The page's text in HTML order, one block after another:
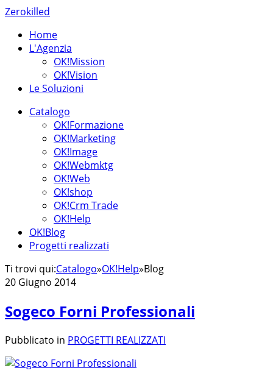
Zerokilled
Home
L'Agenzia
OK!Mission
OK!Vision
Le Soluzioni
Catalogo
OK!Formazione
OK!Marketing
OK!Image
OK!Webmktg
OK!Web
OK!shop
OK!Crm Trade
OK!Help
OK!Blog
Progetti realizzati
Ti trovi qui:Catalogo»OK!Help»Blog
20 Giugno 2014
Sogeco Forni Professionali
Pubblicato in PROGETTI REALIZZATI